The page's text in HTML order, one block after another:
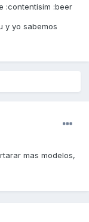
:contentisim :beer
y yo sabemos
mas modelos,